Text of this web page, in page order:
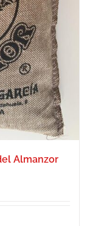
Almanzor